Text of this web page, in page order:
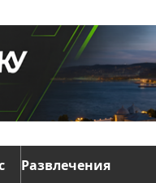
Развлечения